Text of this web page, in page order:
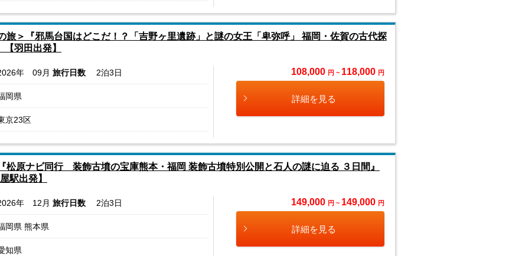
旅＞『邪馬台国はどこだ！？「吉野ヶ里遺跡」と謎の女王「卑弥呼」 福岡・佐賀の古代探
【羽田出発】
年 09月 旅行日数 2泊3日
岡県
京23区
108,000 円 ~ 118,000 円
詳細を見る
松原ナビ同行 装飾古墳の宝庫熊本・福岡 装飾古墳特別公開と石人の謎に迫る ３日間』
駅出発】
年 12月 旅行日数 2泊3日
岡県 熊本県
知県
149,000 円 ~ 149,000 円
詳細を見る